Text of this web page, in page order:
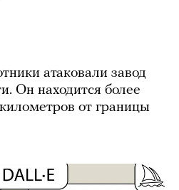
атаковали завод
Он находится более
от границы